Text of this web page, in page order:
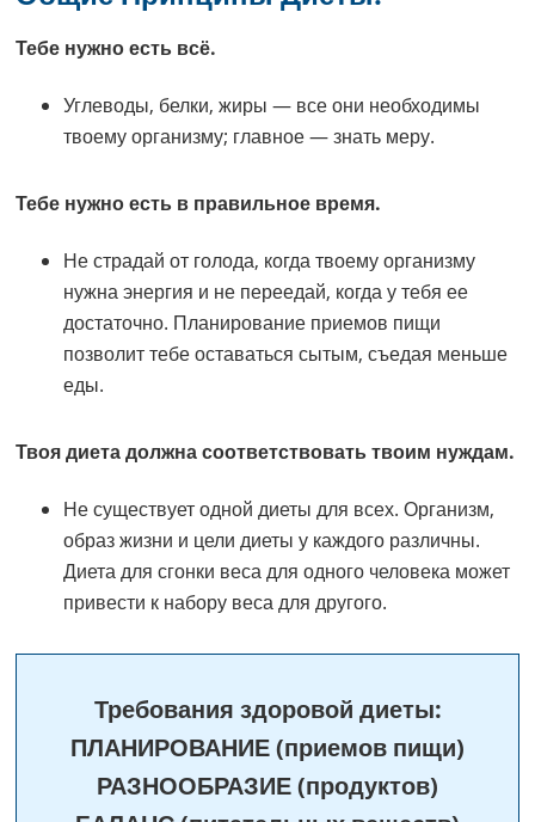
Тебе нужно есть всё.
Углеводы, белки, жиры — все они необходимы
твоему организму; главное — знать меру.
Тебе нужно есть в правильное время.
Не страдай от голода, когда твоему организму
нужна энергия и не переедай, когда у тебя ее
достаточно. Планирование приемов пищи
позволит тебе оставаться сытым, съедая меньше
еды.
Твоя диета должна соответствовать твоим нуждам.
Не существует одной диеты для всех. Организм,
образ жизни и цели диеты у каждого различны.
Диета для сгонки веса для одного человека может
привести к набору веса для другого.
Требования здоровой диеты:
ПЛАНИРОВАНИЕ (приемов пищи)
РАЗНООБРАЗИЕ (продуктов)